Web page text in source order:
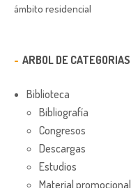
ámbito residencial
ARBOL DE CATEGORIAS
Biblioteca
Bibliografía
Congresos
Descargas
Estudios
Material promocional